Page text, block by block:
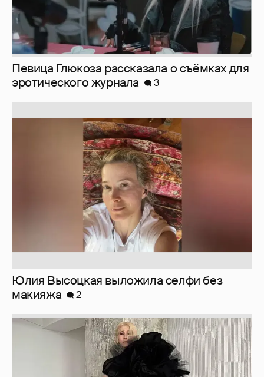
Певица Глюкоза рассказала о съёмках для
эротического журнала
3
Юлия Высоцкая выложила селфи без
макияжа
2